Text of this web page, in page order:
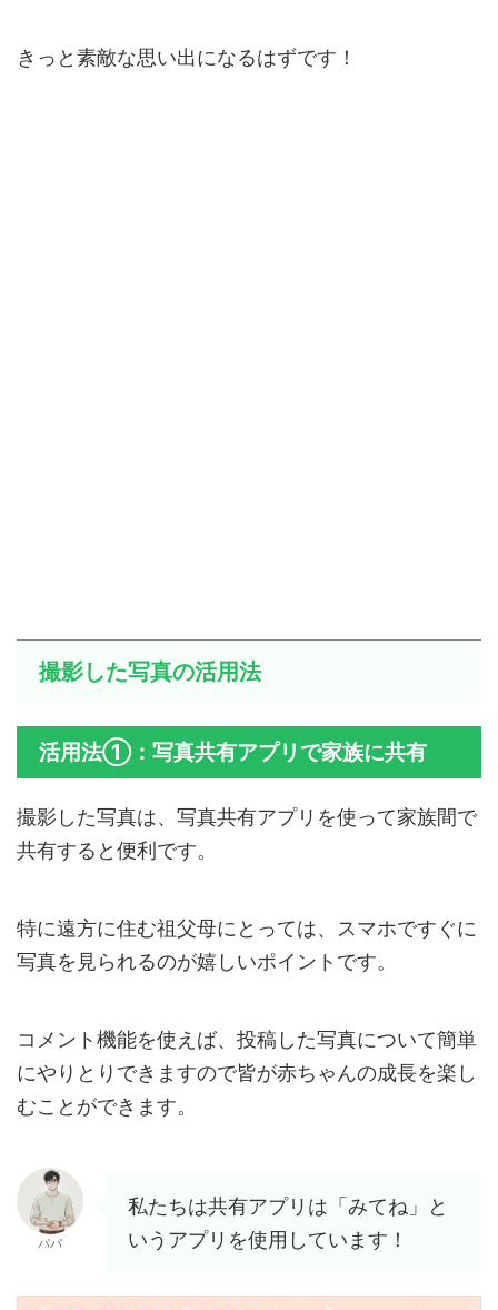
きっと素敵な思い出になるはずです！
撮影した写真の活用法
活用法①：写真共有アプリで家族に共有
撮影した写真は、写真共有アプリを使って家族間で
共有すると便利です。
特に遠方に住む祖父母にとっては、スマホですぐに
写真を見られるのが嬉しいポイントです。
コメント機能を使えば、投稿した写真について簡単
にやりとりできますので皆が赤ちゃんの成長を楽し
むことができます。
パパ
私たちは共有アプリは「みてね」と
いうアプリを使用しています！